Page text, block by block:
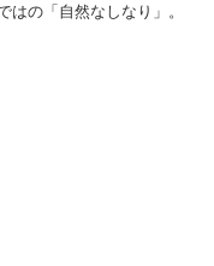
の「自然なしなり」。